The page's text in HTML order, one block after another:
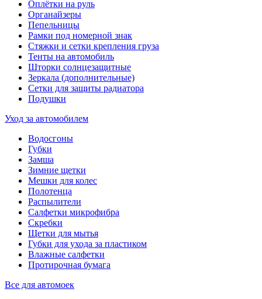
Оплётки на руль
Органайзеры
Пепельницы
Рамки под номерной знак
Стяжки и сетки крепления груза
Тенты на автомобиль
Шторки солнцезащитные
Зеркала (дополнительные)
Сетки для защиты радиатора
Подушки
Уход за автомобилем
Водосгоны
Губки
Замша
Зимние щетки
Мешки для колес
Полотенца
Распылители
Салфетки микрофибра
Скребки
Щетки для мытья
Губки для ухода за пластиком
Влажные салфетки
Протирочная бумага
Все для автомоек